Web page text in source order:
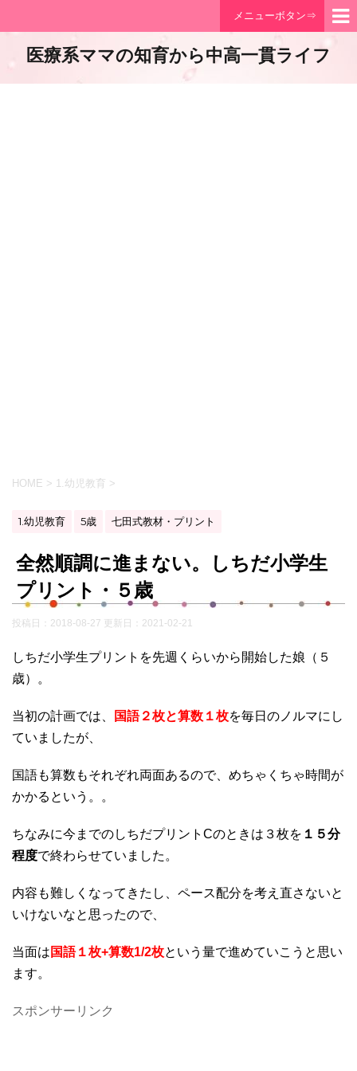
メニューボタン⇒
医療系ママの知育から中高一貫ライフ
HOME > 1.幼児教育 >
1.幼児教育 5歳 七田式教材・プリント
全然順調に進まない。しちだ小学生
プリント・５歳
投稿日：2018-08-27 更新日： 2021-02-21
しちだ小学生プリントを先週くらいから開始した娘（５
歳）。
当初の計画では、 国語２枚と算数１枚を毎日のノルマにし
ていましたが、
国語も算数もそれぞれ両面あるので、めちゃくちゃ時間が
かかるという。。
ちなみに今までのしちだプリントCのときは３枚を １５分
程度で終わらせていました。
内容も難しくなってきたし、ペース配分を考え直さないと
いけないなと思ったので、
当面は 国語１枚+算数1/2枚という量で進めていこうと思い
ます。
スポンサーリンク